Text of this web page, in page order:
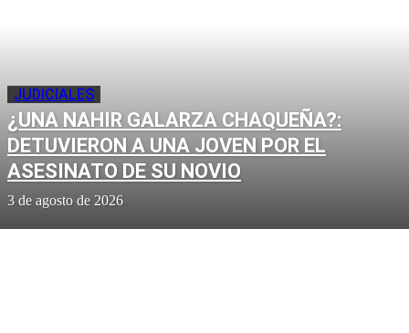
JUDICIALES
¿UNA NAHIR GALARZA CHAQUEÑA?:
DETUVIERON A UNA JOVEN POR EL
ASESINATO DE SU NOVIO
3 de agosto de 2026